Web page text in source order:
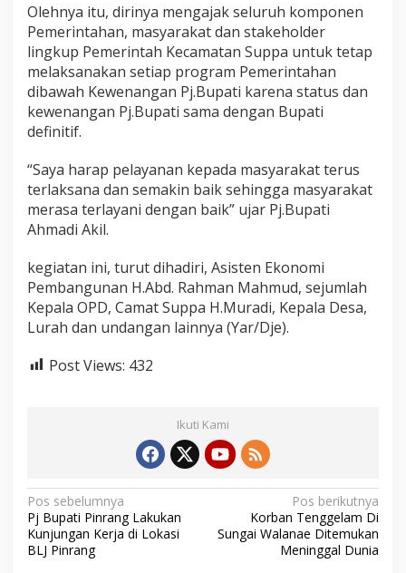
Olehnya itu, dirinya mengajak seluruh komponen
Pemerintahan, masyarakat dan stakeholder
lingkup Pemerintah Kecamatan Suppa untuk tetap
melaksanakan setiap program Pemerintahan
dibawah Kewenangan Pj.Bupati karena status dan
kewenangan Pj.Bupati sama dengan Bupati
definitif.
“Saya harap pelayanan kepada masyarakat terus
terlaksana dan semakin baik sehingga masyarakat
merasa terlayani dengan baik” ujar Pj.Bupati
Ahmadi Akil.
kegiatan ini, turut dihadiri, Asisten Ekonomi
Pembangunan H.Abd. Rahman Mahmud, sejumlah
Kepala OPD, Camat Suppa H.Muradi, Kepala Desa,
Lurah dan undangan lainnya (Yar/Dje).
Post Views: 432
Ikuti Kami
N
a
v
Pos sebelumnya
Pj Bupati Pinrang Lakukan
Kunjungan Kerja di Lokasi
BLJ Pinrang
Pos berikutnya
Korban Tenggelam Di
Sungai Walanae Ditemukan
Meninggal Dunia